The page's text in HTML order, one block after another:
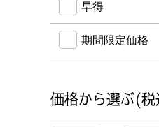
早得
期間限定価格
価格から選ぶ(税